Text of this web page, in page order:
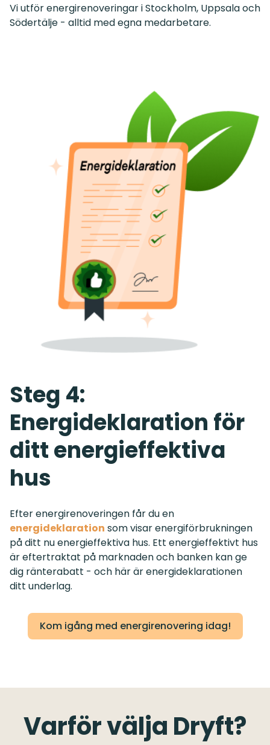
Vi utför energirenoveringar i Stockholm, Uppsala och
Södertälje - alltid med egna medarbetare.
Steg 4:
Energideklaration för
ditt energieffektiva
hus
Efter energirenoveringen får du en
energideklaration som visar energiförbrukningen
på ditt nu energieffektiva hus. Ett energieffektivt hus
är eftertraktat på marknaden och banken kan ge
dig ränterabatt - och här är energideklarationen
ditt underlag.
Kom igång med energirenovering idag!
Varför välja Dryft?